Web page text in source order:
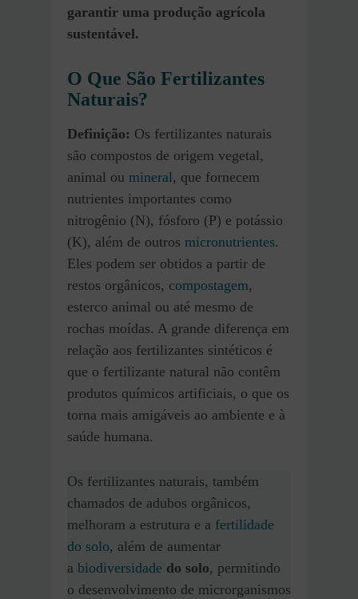
garantir uma produção agrícola
sustentável.
O Que São Fertilizantes
Naturais?
Definição: Os fertilizantes naturais
são compostos de origem vegetal,
animal ou mineral, que fornecem
nutrientes importantes como
nitrogênio (N), fósforo (P) e potássio
(K), além de outros micronutrientes.
Eles podem ser obtidos a partir de
restos orgânicos, compostagem,
esterco animal ou até mesmo de
rochas moídas. A grande diferença em
relação aos fertilizantes sintéticos é
que o fertilizante natural não contêm
produtos químicos artificiais, o que os
torna mais amigáveis ao ambiente e à
saúde humana.
Os fertilizantes naturais, também
chamados de adubos orgânicos,
melhoram a estrutura e a fertilidade
do solo, além de aumentar
a biodiversidade do solo, permitindo
o desenvolvimento de microrganismos